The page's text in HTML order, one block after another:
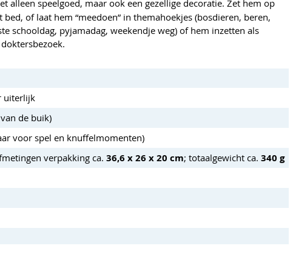
alleen speelgoed, maar ook een gezellige decoratie. Zet hem op
of laat hem “meedoen” in themahoekjes (bosdieren, beren,
schooldag, pyjamadag, weekendje weg) of hem inzetten als
uiterlijk
de buik)
voor spel en knuffelmomenten)
verpakking ca. 36,6 x 26 x 20 cm; totaalgewicht ca. 340 g